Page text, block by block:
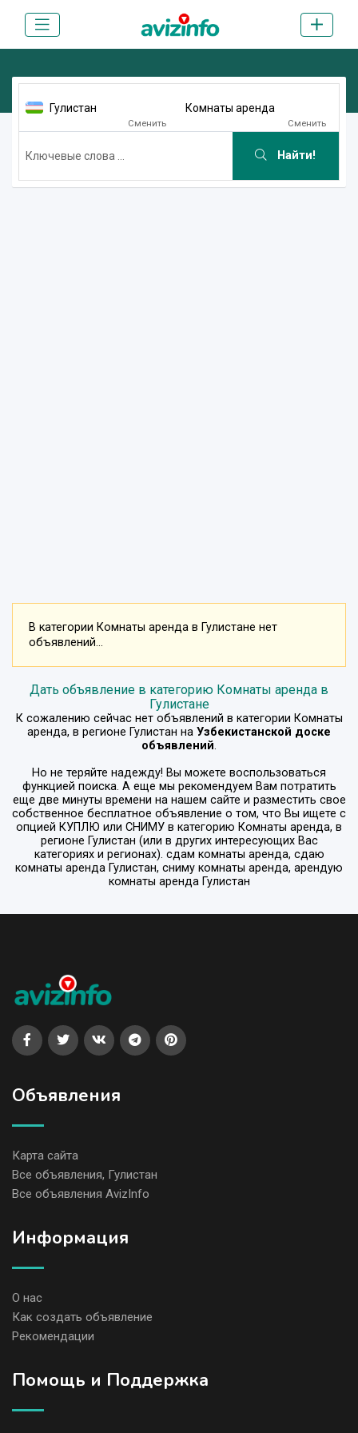
Гулистан
Сменить
Комнаты аренда
Сменить
Найти!
В категории Комнаты аренда в Гулистане нет
объявлений...
Дать объявление в категорию Комнаты аренда в
Гулистане
К сожалению сейчас нет объявлений в категории Комнаты
аренда, в регионе Гулистан на Узбекистанской доске
объявлений.
Но не теряйте надежду! Вы можете воспользоваться
функцией поиска. А еще мы рекомендуем Вам потратить
еще две минуты времени на нашем сайте и разместить свое
собственное бесплатное объявление о том, что Вы ищете с
опцией КУПЛЮ или СНИМУ в категорию Комнаты аренда, в
регионе Гулистан (или в других интересующих Вас
категориях и регионах). сдам комнаты аренда, сдаю
комнаты аренда Гулистан, сниму комнаты аренда, арендую
комнаты аренда Гулистан
Объявления
Карта сайта
Все объявления, Гулистан
Все объявления AvizInfo
Информация
О нас
Как создать объявление
Рекомендации
Помощь и Поддержка